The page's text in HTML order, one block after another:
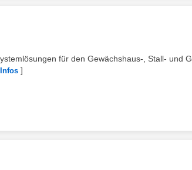
für den Gewächshaus-, Stall- und
]